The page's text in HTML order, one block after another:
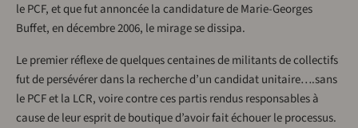
le PCF, et que fut annoncée la candidature de Marie-Georges
Buffet, en décembre 2006, le mirage se dissipa.
Le premier réflexe de quelques centaines de militants de collectifs
fut de persévérer dans la recherche d’un candidat unitaire….sans
le PCF et la LCR, voire contre ces partis rendus responsables à
cause de leur esprit de boutique d’avoir fait échouer le processus.